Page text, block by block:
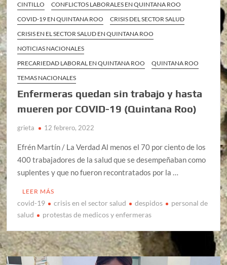
CINTILLO
CONFLICTOS LABORALES EN QUINTANA ROO
COVID-19 EN QUINTANA ROO
CRISIS DEL SECTOR SALUD
CRISIS EN EL SECTOR SALUD EN QUINTANA ROO
NOTICIAS NACIONALES
PRECARIEDAD LABORAL EN QUINTANA ROO
QUINTANA ROO
TEMAS NACIONALES
Enfermeras quedan sin trabajo y hasta
mueren por COVID-19 (Quintana Roo)
grieta 12 febrero, 2022
Efrén Martín / La Verdad Al menos el 70 por ciento de los
400 trabajadores de la salud que se desempeñaban como
suplentes y que no fueron recontratados por la …
LEER MÁS
covid-19 crisis en el sector salud despidos
personal de
salud
protestas de medicos y enfermeras